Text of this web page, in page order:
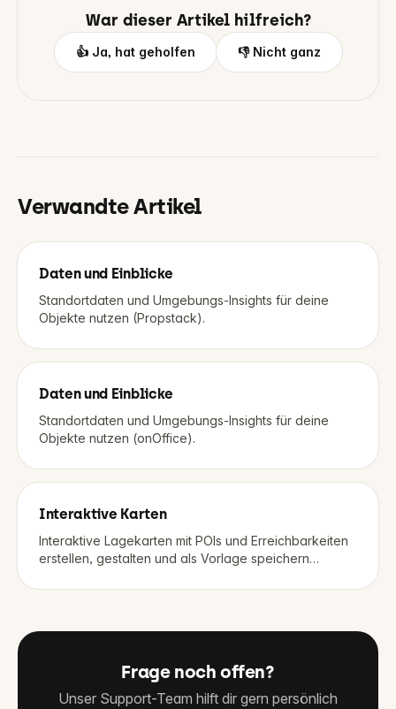
War dieser Artikel hilfreich?
👍 Ja, hat geholfen 👎 Nicht ganz
Verwandte Artikel
Daten und Einblicke
Standortdaten und Umgebungs-Insights für deine
Objekte nutzen (Propstack).
Daten und Einblicke
Standortdaten und Umgebungs-Insights für deine
Objekte nutzen (onOffice).
Interaktive Karten
Interaktive Lagekarten mit POIs und Erreichbarkeiten
erstellen, gestalten und als Vorlage speichern
Frage noch offen?
Unser Support-Team hilft dir gern persönlich